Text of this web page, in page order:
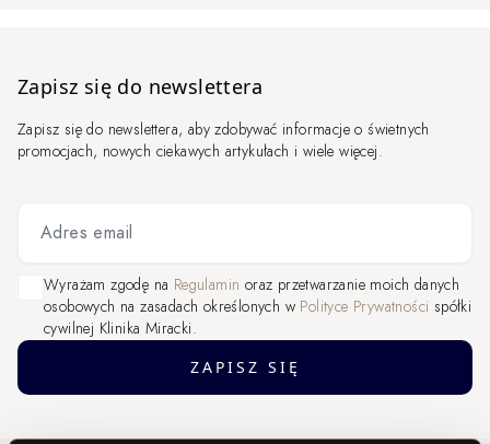
Zapisz się do newslettera
Zapisz się do newslettera, aby zdobywać informacje o świetnych
promocjach, nowych ciekawych artykułach i wiele więcej.
Adres email
Wyrażam zgodę na Regulamin oraz przetwarzanie moich danych
osobowych na zasadach określonych w Polityce Prywatności spółki
cywilnej Klinika Miracki.
ZAPISZ SIĘ